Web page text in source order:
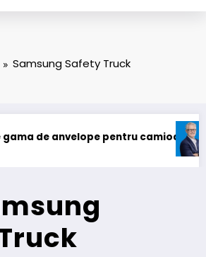
Samsung Safety Truck
anvelope pentru camioane